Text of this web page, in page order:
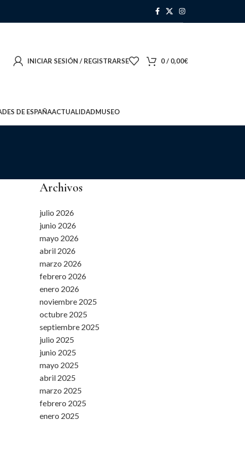
INICIAR SESIÓN / REGISTRARSE 0/ 0,00€
DE ESPAÑAACTUALIDADMUSEO
Archivos
julio 2026
junio 2026
mayo 2026
abril 2026
marzo 2026
febrero 2026
enero 2026
noviembre 2025
octubre 2025
septiembre 2025
julio 2025
junio 2025
mayo 2025
abril 2025
marzo 2025
febrero 2025
enero 2025